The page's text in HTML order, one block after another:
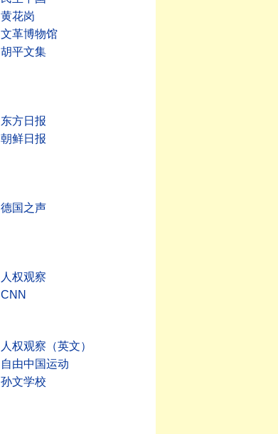
黄花岗
文革博物馆
胡平文集
东方日报
朝鲜日报
德国之声
人权观察
CNN
人权观察（英文）
自由中国运动
孙文学校